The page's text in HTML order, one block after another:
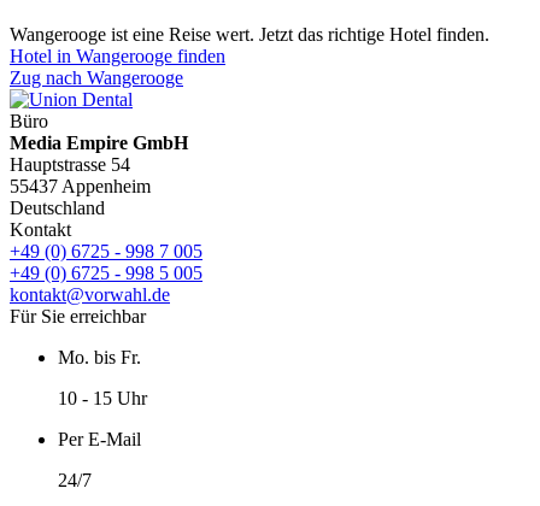
Wangerooge ist eine Reise wert. Jetzt das richtige Hotel finden.
Hotel in Wangerooge finden
Zug nach Wangerooge
Büro
Media Empire GmbH
Hauptstrasse 54
55437 Appenheim
Deutschland
Kontakt
+49 (0) 6725 - 998 7 005
+49 (0) 6725 - 998 5 005
kontakt@vorwahl.de
Für Sie erreichbar
Mo. bis Fr.
10 - 15 Uhr
Per E-Mail
24/7